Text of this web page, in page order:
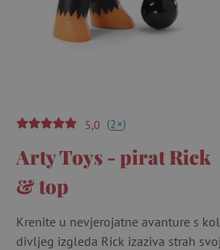
5,0 (2+)
Arty Toys - pirat Rick
& top
Krenite u nevjerojatne avanture s
divljeg izgleda Rick izaziva strah